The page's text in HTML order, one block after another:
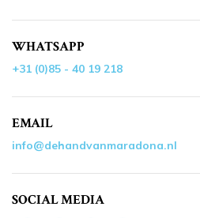
WHATSAPP
+31 (0)85 - 40 19 218
EMAIL
info@dehandvanmaradona.nl
SOCIAL MEDIA